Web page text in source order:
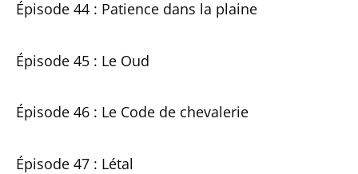
Épisode 44 : Patience dans la plaine
Épisode 45 : Le Oud
Épisode 46 : Le Code de chevalerie
Épisode 47 : Létal